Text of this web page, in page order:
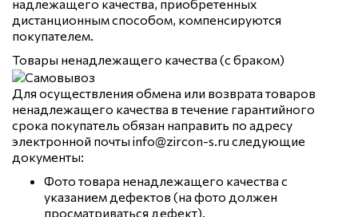
надлежащего качества, приобретенных
дистанционным способом, компенсируются
покупателем.
Товары ненадлежащего качества (с браком)
Для осуществления обмена или возврата товаров
ненадлежащего качества в течение гарантийного
срока покупатель обязан направить по адресу
электронной почты info@zircon-s.ru следующие
документы:
Фото товара ненадлежащего качества с
указанием дефектов (на фото должен
просматриваться дефект).